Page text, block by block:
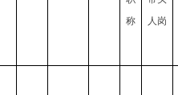
称
人岗